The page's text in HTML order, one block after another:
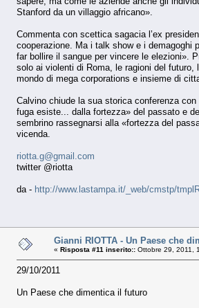
Stanford da un villaggio africano».
Commenta con scettica sagacia l’ex
cooperazione. Ma i talk show e i demagoghi
far bollire il sangue per vincere le elezioni».
solo ai violenti di Roma, le ragioni del futuro,
mondo di mega corporations e insieme di
Calvino chiude la sua storica conferenza
fuga esiste... dalla fortezza» del passato e
sembrino rassegnarsi alla «fortezza del
vicenda.
riotta.g@gmail.com
twitter @riotta
da - http://www.lastampa.it/_web/cmstp/
Gianni RIOTTA - Un Paese che
« Risposta #11 inserito:: Ottobre 29, 2011,
29/10/2011
Un Paese che dimentica il futuro